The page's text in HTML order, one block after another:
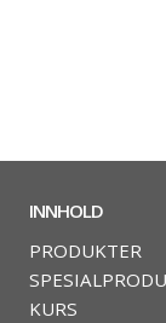
INNHOLD
PRODUKTER
KURS